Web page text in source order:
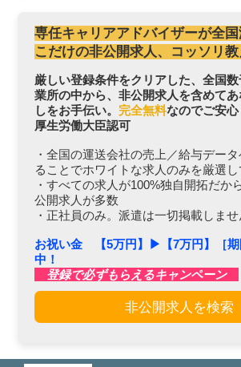
専任キャリアアドバイザーが全
こだけの非公開求人、コッソリ教
厳しい登録条件をクリアした、全国
業所の中から、非公開求人を含めて
しをお手伝い。 完全無料なのでご安心
厚生労働大臣認可
・全国の運送会社の売上／給与デー
ることでホワイトな求人のみを厳選
・すべての求人が100%独自開拓だか
公開求人が多数
・正社員のみ。派遣は一切掲載しませ
お祝い金 【5万円】▶︎【7万円】［
中！
登録で必ずもらえるキャンペーン
非公開求人を検索